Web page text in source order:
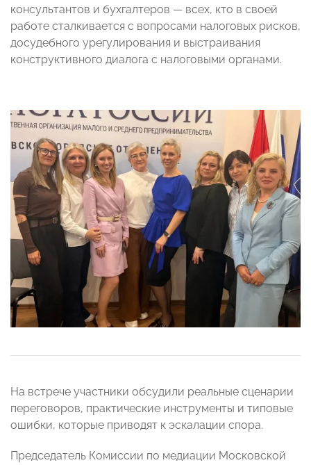
консультантов и бухгалтеров — всех, кто в своей
работе сталкивается с вопросами налоговых рисков,
досудебного урегулирования и выстраивания
конструктивного диалога с налоговыми органами.
На встрече участники обсудили реальные сценарии
переговоров, практические инструменты и типовые
ошибки, которые приводят к эскалации спора.
Председатель Комиссии по медиации Московской